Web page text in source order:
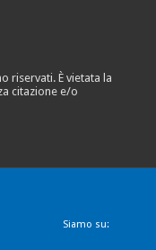
riservati. È vietata la
citazione e/o
Siamo su: